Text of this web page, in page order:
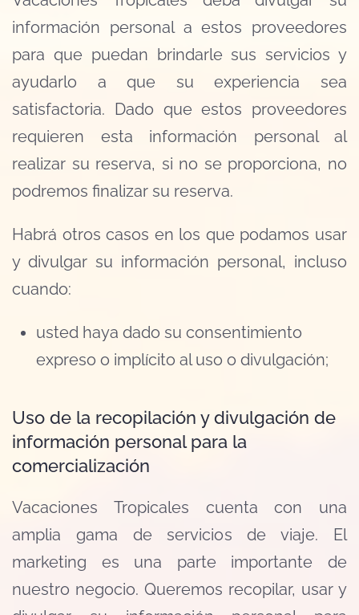
información personal a estos proveedores
para que puedan brindarle sus servicios y
ayudarlo a que su experiencia sea
satisfactoria. Dado que estos proveedores
requieren esta información personal al
realizar su reserva, si no se proporciona, no
podremos finalizar su reserva.
Habrá otros casos en los que podamos usar
y divulgar su información personal, incluso
cuando:
usted haya dado su consentimiento
expreso o implícito al uso o divulgación;
Uso de la recopilación y divulgación de
información personal para la
comercialización
Vacaciones Tropicales cuenta con una
amplia gama de servicios de viaje. El
marketing es una parte importante de
nuestro negocio. Queremos recopilar, usar y